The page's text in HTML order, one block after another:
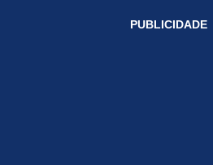
PUBLICIDADE